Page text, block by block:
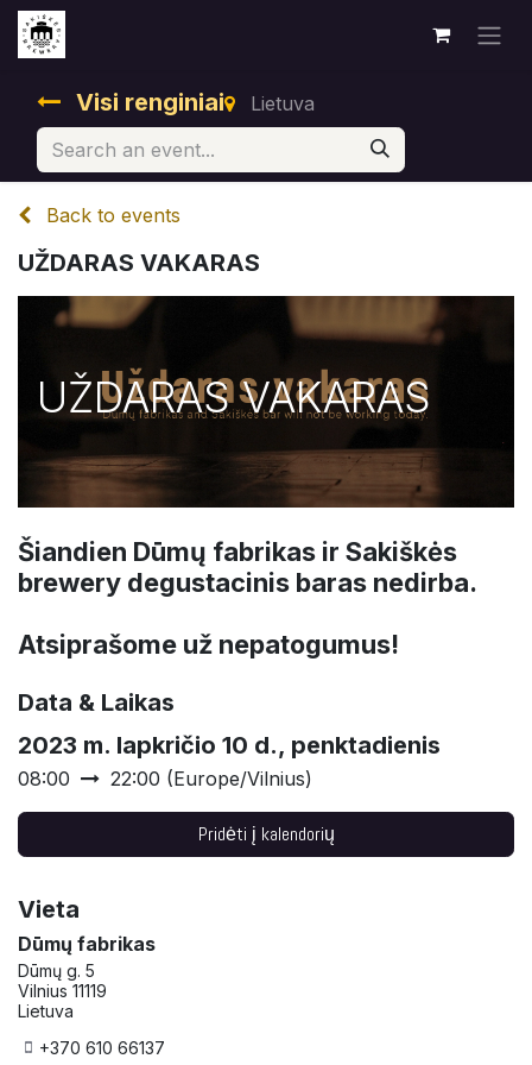
Visi renginiai Lietuva
Back to events
UŽDARAS VAKARAS
UŽDARAS VAKARAS
Šiandien Dūmų fabrikas ir Sakiškės
brewery degustacinis baras nedirba.
Atsiprašome už nepatogumus!
Data & Laikas
2023 m. lapkričio 10 d., penktadienis
08:00 22:00 (Europe/Vilnius)
Pridėti į kalendorių
Vieta
Dūmų fabrikas
Dūmų g. 5
Vilnius 11119
Lietuva
+370 610 66137